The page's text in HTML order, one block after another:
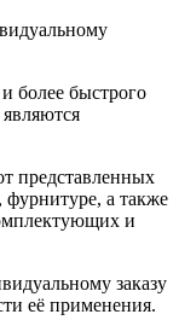
более быстрого
представленных
фурнитуре, а также
и
заказу
её применения.